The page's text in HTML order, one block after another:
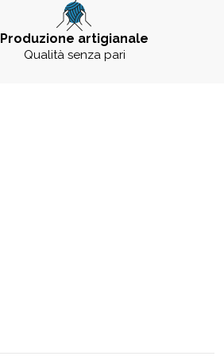
Produzione artigianale
Qualità senza pari